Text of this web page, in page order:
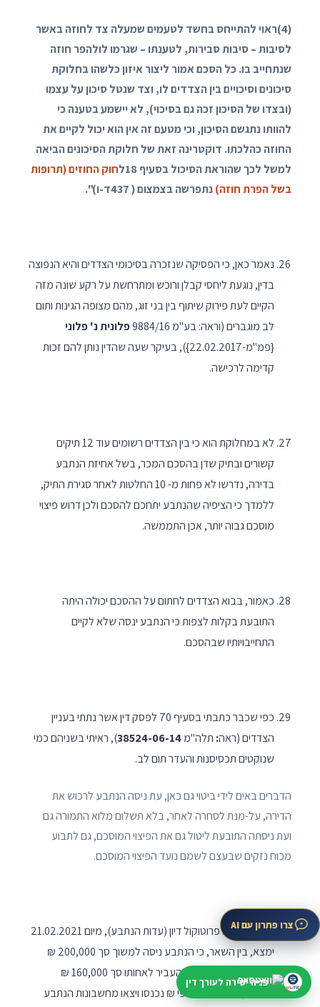
(
4)ראוי להתייחס בחשד לטעמים שמעלה צד לחוזה באשר
לסיבות – סיבות סבירות, לטענתו – שגרמו לולהפר חוזה
שנתחייב בו. כל הסכם אמור ליצור איזון כלשהו בחלוקת
סיכונים וסיכויים בין הצדדים לו, וצד שנטל סיכון על עצמו
(ובצדו של הסיכון זכה גם בסיכוי), לא יישמע בטענה כי
להוותו נתגשם הסיכון, וכי מטעם זה אין הוא יכול לקיים את
החוזה כהלכתו. דוקטרינה זאת של חלוקת הסיכונים הביאה
למשל לכך שהוראת הסיכול בסעיף18לחוק החוזים (תרופות
בשל הפרת חוזה)נתפרשה בצמצום ( ד-ו)".
נאמר כאן, כי הפסיקה שנזכרה בסיכומי הצדדים והיא הנפוצה
בדין, נוגעת ליחסי קבלן ורוכש ומתרחשת על רקע שונה מזה
הקיים לעת פירוק שיתוף בין בני זוג, מהם מצופה הגינות ותום
לב מוגברים (וראה: בע"מ 9884/16
פלונית נ' פלוני
{פמ"מ-22.02.2017}), בעיקר שעה שהדין נותן להם זכות
קדימה לרכישה.
לא במחלוקת הוא כי בין הצדדים רשומים עוד 12 תיקים
קשורים ובתיק שדן בהסכם המכר, בשל אחיזת הנתבע
בדירה, נדרשו לא פחות מ- 10 החלטות לאחר סגירת התיק,
ללמדך כי הציפיה שהנתבע יתחכם להסכם ולכן דרוש פיצוי
מוסכם גבוה יותר, אכן התממשה.
כאמור, בבוא הצדדים לחתום על ההסכם יכולה היתה
התובעת בקלות לצפות כי הנתבע ינסה שלא לקיים
התחייבויותיו שבהסכם.
כפי שכבר כתבתי בסעיף 70 לפסק דין אשר נתתי בעניין
הצדדים (ראה: תלה"מ
), ראיתי בשניהם כמי
שנוקטים תכסיסנות והעדר תום לב.
הדברים באים לידי ביטוי גם כאן, עת ניסה הנתבע לרכוש את
הדירה, על-מנת לסחרה לאחר, בלא תשלום מלוא התמורה גם
ועת ניסתה התובעת ליטול גם את הפיצוי המוסכם, גם לתבוע
מכוח נזקים שבעצם לשמם נועד הפיצוי המוסכם.
המעיין באותו פרוטוקול דיון (עדות הנתבע), מיום 21.02.2021
ימצא, בין השאר, כי הנתבע ניסה למשוך סך 200,000 ₪
מחשבונות הצדדים, כי העביר לאחותו סך 160,000 ₪
בשעתו, וכי עשרות אלפי ₪ נכנסו ויצאו מחשבונות הנתבע
צרו פתרון עם AI
פניה ישירה לעורך דין